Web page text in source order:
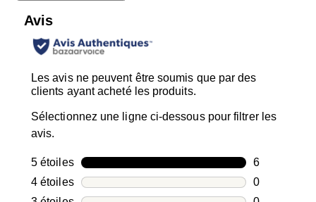
Avis
Les avis ne peuvent être soumis que par des
clients ayant acheté les produits.
Sélectionnez une ligne ci-dessous pour filtrer les
avis.
5 étoilesétoiles
6
6 avis avec
4 étoilesétoiles
0
0 avis avec